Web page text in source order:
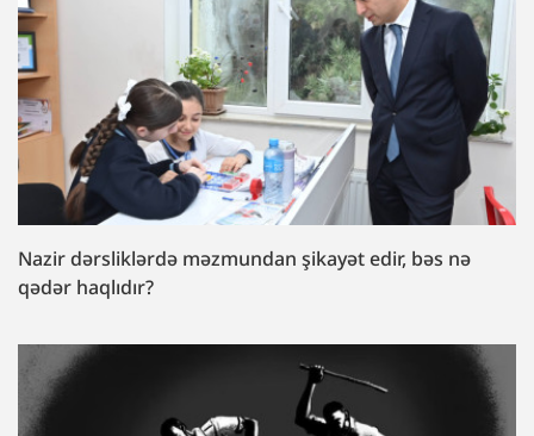
Nazir dərsliklərdə məzmundan şikayət edir, bəs nə
qədər haqlıdır?